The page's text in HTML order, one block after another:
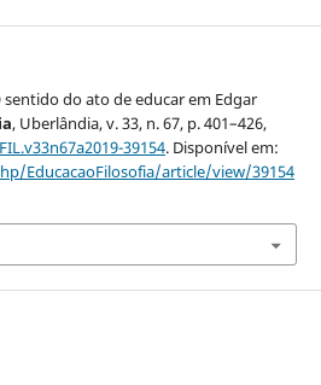
sentido do ato de educar em Edgar
, Uberlândia, v. 33, n. 67, p. 401–426,
39154. Disponível em:
EducacaoFilosofia/article/view/39154